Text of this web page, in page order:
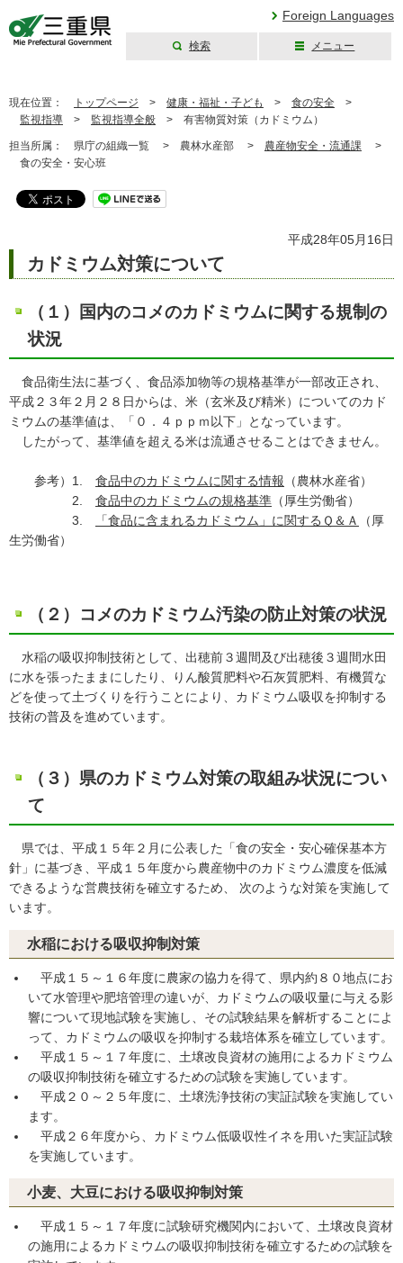
Foreign Languages
検索 メニュー
現在位置： トップページ > 健康・福祉・子ども > 食の安全 >
監視指導 > 監視指導全般 > 有害物質対策（カドミウム）
担当所属： 県庁の組織一覧 > 農林水産部 > 農産物安全・流通課 >
食の安全・安心班
平成28年05月16日
カドミウム対策について
（１）国内のコメのカドミウムに関する規制の
状況
食品衛生法に基づく、食品添加物等の規格基準が一部改正され、
平成２３年２月２８日からは、米（玄米及び精米）についてのカド
ミウムの基準値は、「０．４ｐｐｍ以下」となっています。
したがって、基準値を超える米は流通させることはできません。
参考）1. 食品中のカドミウムに関する情報 （農林水産省）
2. 食品中のカドミウムの規格基準 （厚生労働省）
3.
「食品に含まれるカドミウム」に関するＱ＆Ａ
（厚
生労働省）
（２）コメのカドミウム汚染の防止対策の状況
水稲の吸収抑制技術として、出穂前３週間及び出穂後３週間水田
に水を張ったままにしたり、りん酸質肥料や石灰質肥料、有機質な
どを使って土づくりを行うことにより、カドミウム吸収を抑制する
技術の普及を進めています。
（３）県のカドミウム対策の取組み状況につい
て
県では、平成１５年２月に公表した「食の安全・安心確保基本方
針」に基づき、平成１５年度から農産物中のカドミウム濃度を低減
できるような営農技術を確立するため、 次のような対策を実施して
います。
水稲における吸収抑制対策
平成１５～１６年度に農家の協力を得て、県内約８０地点にお
いて水管理や肥培管理の違いが、カドミウムの吸収量に与える影
響について現地試験を実施し、その試験結果を解析することによ
って、カドミウムの吸収を抑制する栽培体系を確立しています。
平成１５～１７年度に、土壌改良資材の施用によるカドミウム
の吸収抑制技術を確立するための試験を実施しています。
平成２０～２５年度に、土壌洗浄技術の実証試験を実施してい
ます。
平成２６年度から、カドミウム低吸収性イネを用いた実証試験
を実施しています。
小麦、大豆における吸収抑制対策
平成１５～１７年度に試験研究機関内において、土壌改良資材
の施用によるカドミウムの吸収抑制技術を確立するための試験を